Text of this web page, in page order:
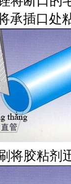
承插口处
将胶粘剂